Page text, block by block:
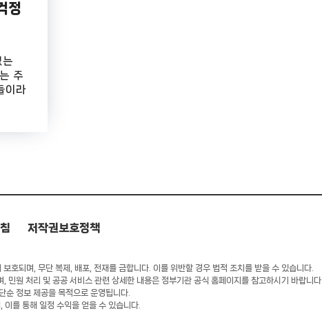
정
는
주
이라
저작권보호정책
호되며, 무단 복제, 배포, 전재를 금합니다. 이를 위반할 경우 법적 조치를 받을 수 있습니다.
민원 처리 및 공공 서비스 관련 상세한 내용은 정부기관 공식 홈페이지를 참고하시기 바랍니다.
순 정보 제공을 목적으로 운영됩니다.
를 통해 일정 수익을 얻을 수 있습니다.